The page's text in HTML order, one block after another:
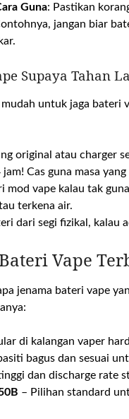
Guna: Pastikan
jangan biar
Supaya Tahan
untuk jaga bateri
original atau charger
Cas guna masa yang
mod vape kalau tak
terkena air.
dari segi fizikal, kalau
Vape
jenama bateri vape
di kalangan vaper
bagus dan sesuai
dan discharge rate
– Pilihan standard